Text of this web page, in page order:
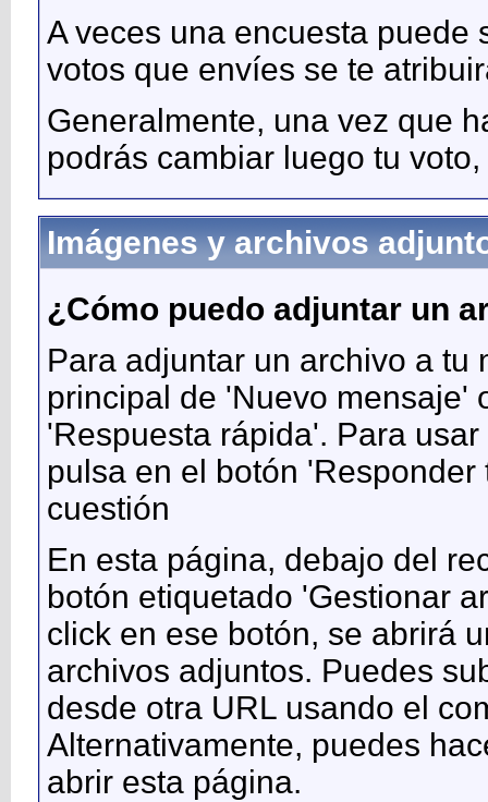
A veces una encuesta puede
votos que envíes se te
Generalmente, una vez que
podrás cambiar luego tu
Imágenes y archivos
¿Cómo puedo adjuntar un
Para adjuntar un archivo a tu
principal de 'Nuevo mensaje'
'Respuesta rápida'. Para
pulsa en el botón
cuestión
En esta página, debajo del
botón etiquetado 'Gestionar
click en ese botón, se abrirá
archivos adjuntos. Puedes
desde otra URL usando el
Alternativamente, puedes
abrir esta página.